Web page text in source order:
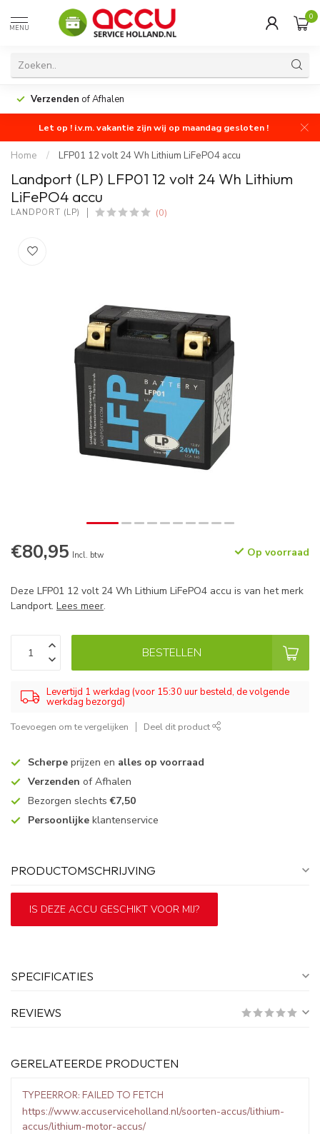
MENU
0
Verzenden of Afhalen
Let op ! i.v.m. vakantie zijn wij op maandag gesloten !
Home / LFP01 12 volt 24 Wh Lithium LiFePO4 accu
Landport (LP) LFP01 12 volt 24 Wh Lithium
LiFePO4 accu
LANDPORT (LP) (0)
€80,95 Incl. btw Op voorraad
Deze LFP01 12 volt 24 Wh Lithium LiFePO4 accu is van het merk
Landport. Lees meer.
BESTELLEN
Levertijd 1 werkdag (voor 15:30 uur besteld, de volgende
werkdag bezorgd)
Toevoegen om te vergelijken Deel dit product
Scherpe prijzen en alles op voorraad
Verzenden of Afhalen
Bezorgen slechts€7,50
Persoonlijke klantenservice
PRODUCTOMSCHRIJVING
IS DEZE ACCU GESCHIKT VOOR MIJ?
SPECIFICATIES
REVIEWS
GERELATEERDE PRODUCTEN
TYPEERROR: FAILED TO FETCH
https://www.accuserviceholland.nl/soorten-accus/lithium-
accus/lithium-motor-accus/